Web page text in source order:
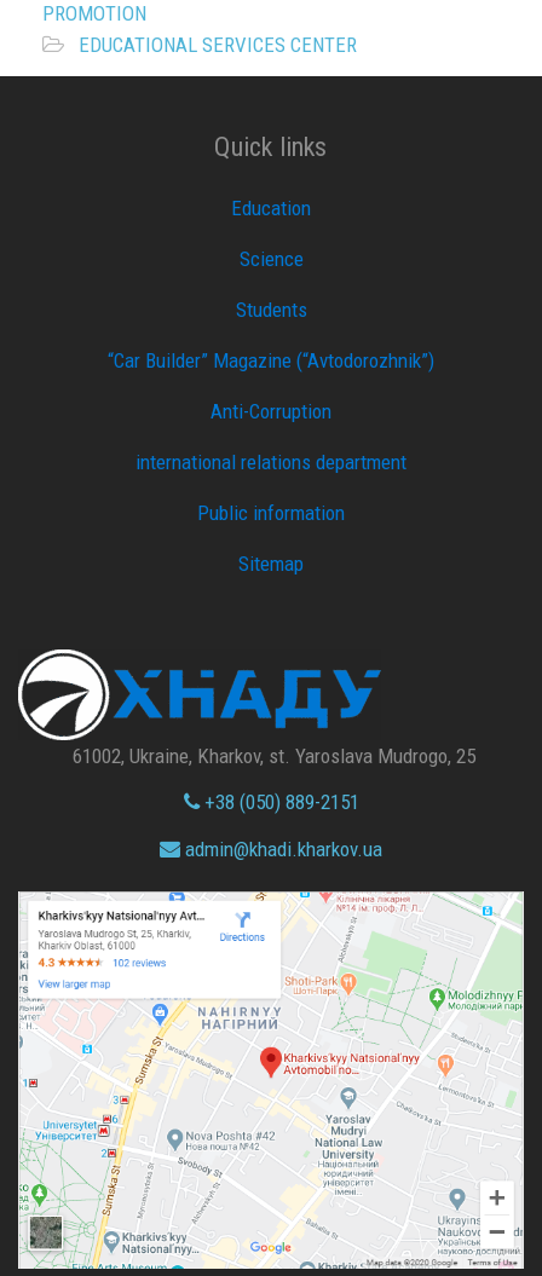
PROMOTION
EDUCATIONAL SERVICES CENTER
Quick links
Education
Science
Students
“Car Builder” Magazine (“Avtodorozhnik”)
Anti-Corruption
international relations department
Public information
Sitemap
61002, Ukraine, Kharkov, st. Yaroslava Mudrogo, 25
+38 (050) 889-2151
admin@khadi.kharkov.ua